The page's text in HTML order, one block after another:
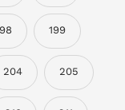
199
204 205